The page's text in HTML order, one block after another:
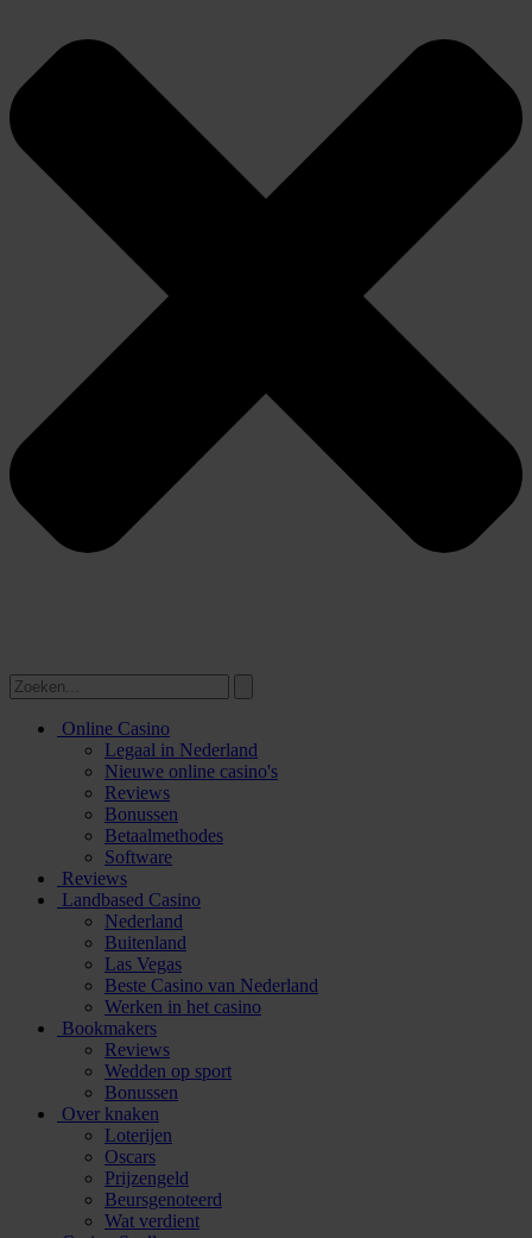
Online Casino
Legaal in Nederland
Nieuwe online casino's
Reviews
Bonussen
Betaalmethodes
Software
Reviews
Landbased Casino
Nederland
Buitenland
Las Vegas
Beste Casino van Nederland
Werken in het casino
Bookmakers
Reviews
Wedden op sport
Bonussen
Over knaken
Loterijen
Oscars
Prijzengeld
Beursgenoteerd
Wat verdient